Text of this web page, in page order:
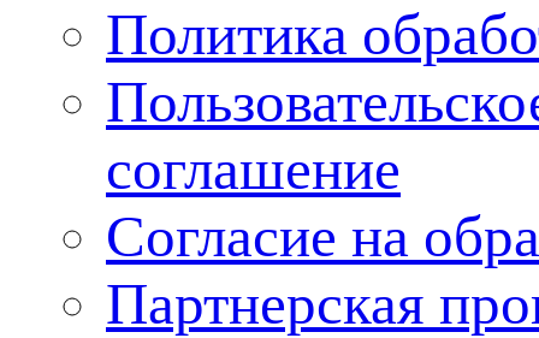
Политика
соглашение
Согласие на
Партнерская